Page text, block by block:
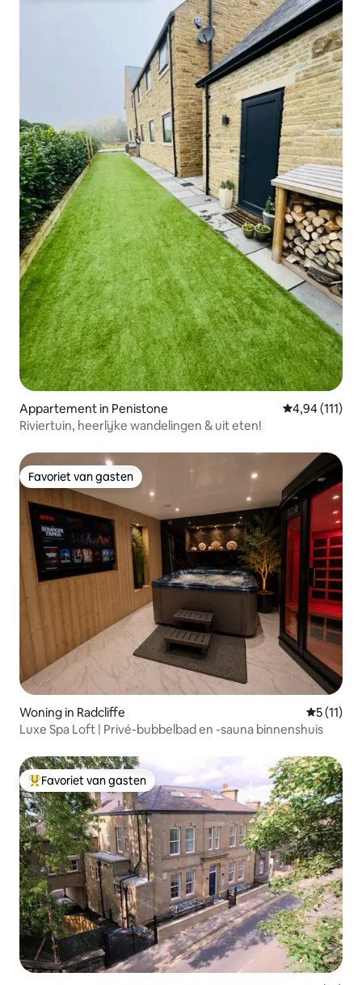
Appartement in Penistone Gemiddelde
4,94 (111)
Riviertuin, heerlijke wandelingen & uit eten!
Favoriet van gasten
Favoriet van gasten
Woning in Radcliffe
5 (11)
Luxe Spa Loft | Privé-bubbelbad en -sauna binnenshuis
Topfavoriet van gasten
Favoriet van gasten